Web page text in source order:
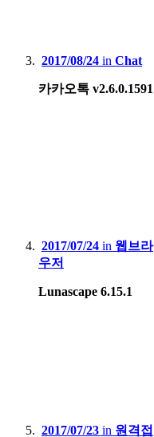
2017/08/24 in Chat
카카오톡 v2.6.0.1591
2017/07/24 in 웹브라
우저
Lunascape 6.15.1
2017/07/23 in 원격접